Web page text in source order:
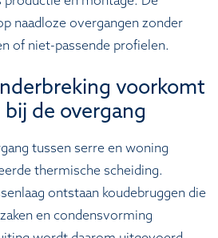
naadloze overgangen zonder
of niet-passende profielen.
voorkomt
de overgang
tussen serre en woning
thermische scheiding.
ontstaan koudebruggen die
en condensvorming